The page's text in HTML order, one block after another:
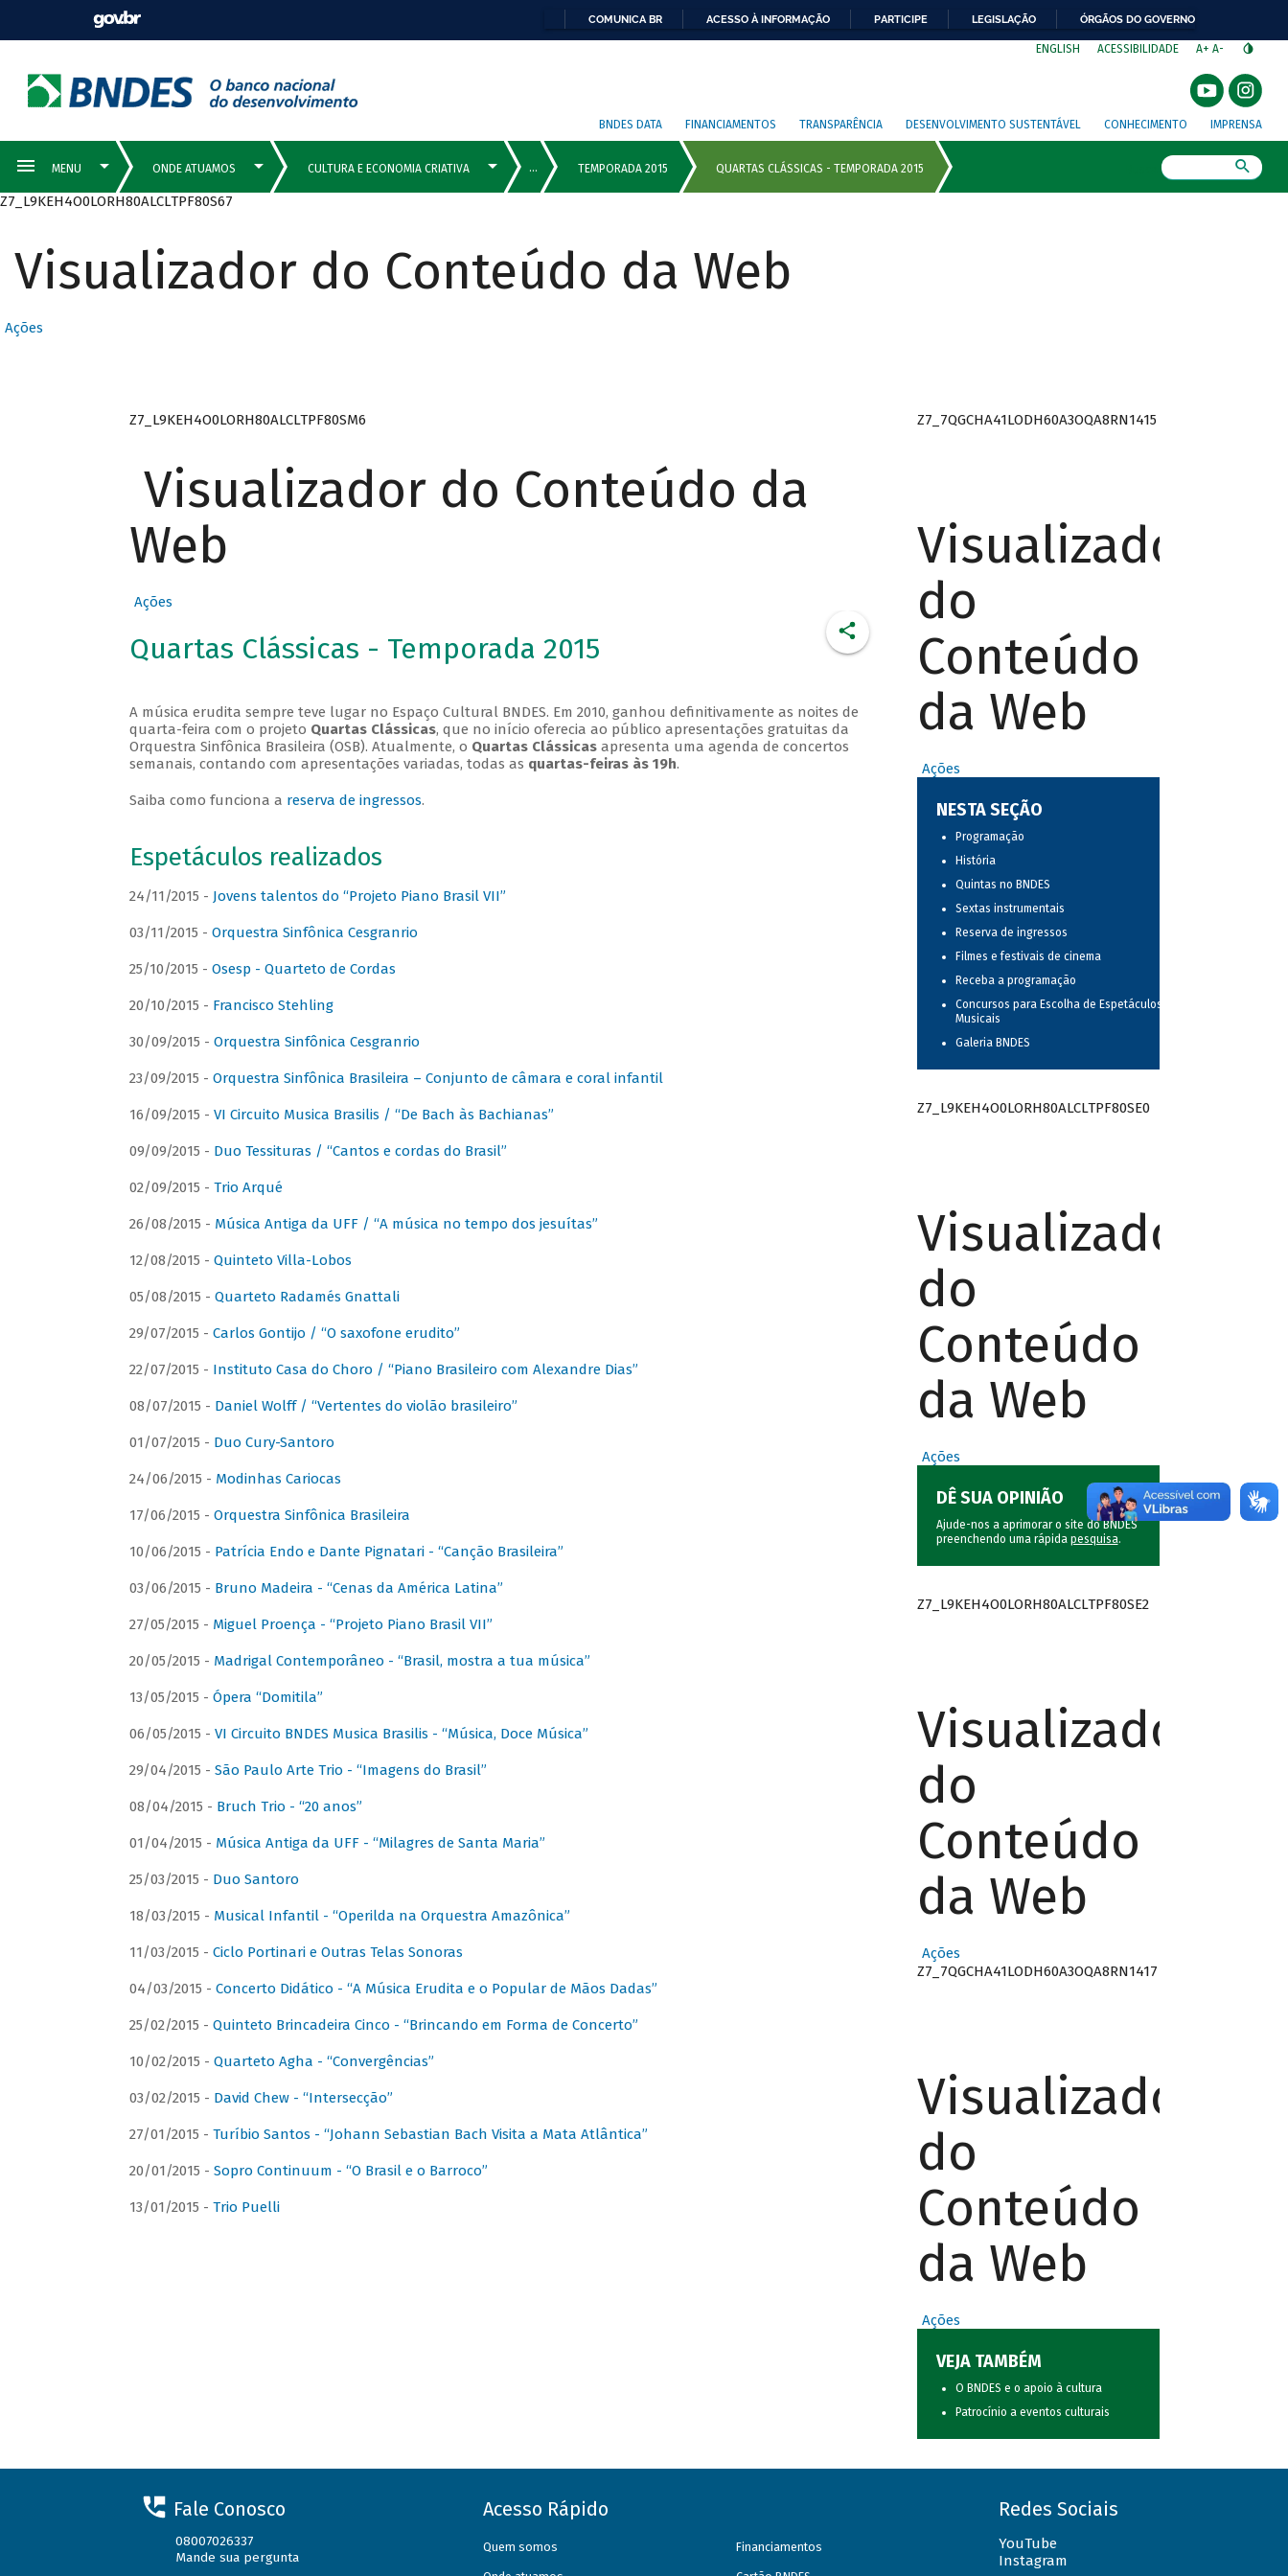
COMUNICA BR ACESSO À INFORMAÇÃO PARTICIPE LEGISLAÇÃO ÓRGÃOS DO GOVERNO
ENGLISH ACESSIBILIDADE A+ A-
BNDES DATA FINANCIAMENTOS TRANSPARÊNCIA DESENVOLVIMENTO SUSTENTÁVEL CONHECIMENTO IMPRENSA
Z7_L9KEH4O0LORH80ALCLTPF80S67
Visualizador do Conteúdo da Web
Ações
Z7_L9KEH4O0LORH80ALCLTPF80SM6
Visualizador do Conteúdo da
Web
Ações
Quartas Clássicas - Temporada 2015
A música erudita sempre teve lugar no Espaço Cultural BNDES. Em 2010, ganhou definitivamente as noites de
quarta-feira com o projeto Quartas Clássicas, que no início oferecia ao público apresentações gratuitas da
Orquestra Sinfônica Brasileira (OSB). Atualmente, o Quartas Clássicasapresenta uma agenda de concertos
semanais, contando com apresentações variadas, todas as quartas-feiras às 19h.
Saiba como funciona a reserva de ingressos.
Espetáculos realizados
24/11/2015 - Jovens talentos do “Projeto Piano Brasil VII”
03/11/2015 - Orquestra Sinfônica Cesgranrio
25/10/2015 - Osesp - Quarteto de Cordas
20/10/2015 - Francisco Stehling
30/09/2015 - Orquestra Sinfônica Cesgranrio
23/09/2015 - Orquestra Sinfônica Brasileira – Conjunto de câmara e coral infantil
16/09/2015 - VI Circuito Musica Brasilis / “De Bach às Bachianas”
09/09/2015 - Duo Tessituras / “Cantos e cordas do Brasil”
02/09/2015 - Trio Arqué
26/08/2015 - Música Antiga da UFF / “A música no tempo dos jesuítas”
12/08/2015 - Quinteto Villa-Lobos
05/08/2015 - Quarteto Radamés Gnattali
29/07/2015 - Carlos Gontijo / “O saxofone erudito”
22/07/2015 - Instituto Casa do Choro / “Piano Brasileiro com Alexandre Dias”
08/07/2015 - Daniel Wolff / “Vertentes do violão brasileiro”
01/07/2015 - Duo Cury-Santoro
24/06/2015 - Modinhas Cariocas
17/06/2015 - Orquestra Sinfônica Brasileira
10/06/2015 - Patrícia Endo e Dante Pignatari - “Canção Brasileira”
03/06/2015 - Bruno Madeira - “Cenas da América Latina”
27/05/2015 - Miguel Proença - “Projeto Piano Brasil VII”
20/05/2015 - Madrigal Contemporâneo - “Brasil, mostra a tua música”
13/05/2015 - Ópera “Domitila”
06/05/2015 - VI Circuito BNDES Musica Brasilis - “Música, Doce Música”
29/04/2015 - São Paulo Arte Trio - “Imagens do Brasil”
08/04/2015 - Bruch Trio - “20 anos”
01/04/2015 - Música Antiga da UFF - “Milagres de Santa Maria”
25/03/2015 - Duo Santoro
18/03/2015 - Musical Infantil - “Operilda na Orquestra Amazônica”
11/03/2015 - Ciclo Portinari e Outras Telas Sonoras
04/03/2015 - Concerto Didático - “A Música Erudita e o Popular de Mãos Dadas”
25/02/2015 - Quinteto Brincadeira Cinco - “Brincando em Forma de Concerto”
10/02/2015 - Quarteto Agha - “Convergências”
03/02/2015 - David Chew - “Intersecção”
27/01/2015 - Turíbio Santos - “Johann Sebastian Bach Visita a Mata Atlântica”
20/01/2015 - Sopro Continuum - “O Brasil e o Barroco”
13/01/2015 - Trio Puelli
Z7_7QGCHA41LODH60A3OQA8RN1415
Visualizador
do
Conteúdo
da Web
Ações
NESTA SEÇÃO
Programação
História
Quintas no BNDES
Sextas instrumentais
Reserva de ingressos
Filmes e festivais de cinema
Receba a programação
Concursos para Escolha de Espetáculos
Musicais
Galeria BNDES
Z7_L9KEH4O0LORH80ALCLTPF80SE0
Visualizador
do
Conteúdo
da Web
Ações
DÊ SUA OPINIÃO
Ajude-nos a aprimorar o site do BNDES
preenchendo uma rápida pesquisa.
Z7_L9KEH4O0LORH80ALCLTPF80SE2
Visualizador
do
Conteúdo
da Web
Ações
Z7_7QGCHA41LODH60A3OQA8RN1417
Visualizador
do
Conteúdo
da Web
Ações
VEJA TAMBÉM
O BNDES e o apoio à cultura
Patrocínio a eventos culturais
Fale Conosco
08007026337
Mande sua pergunta
Acesso Rápido
Quem somos Financiamentos
Redes Sociais
YouTube
Instagram